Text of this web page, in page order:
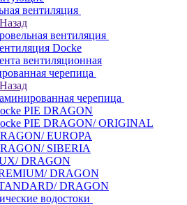
вентиляция
Назад
вентиляция
Docke
вентиляционная
черепица
Назад
черепица
PIE DRAGON
PIE DRAGON/ ORIGINAL
EUROPA
SIBERIA
DRAGON
DRAGON
DRAGON
водостоки